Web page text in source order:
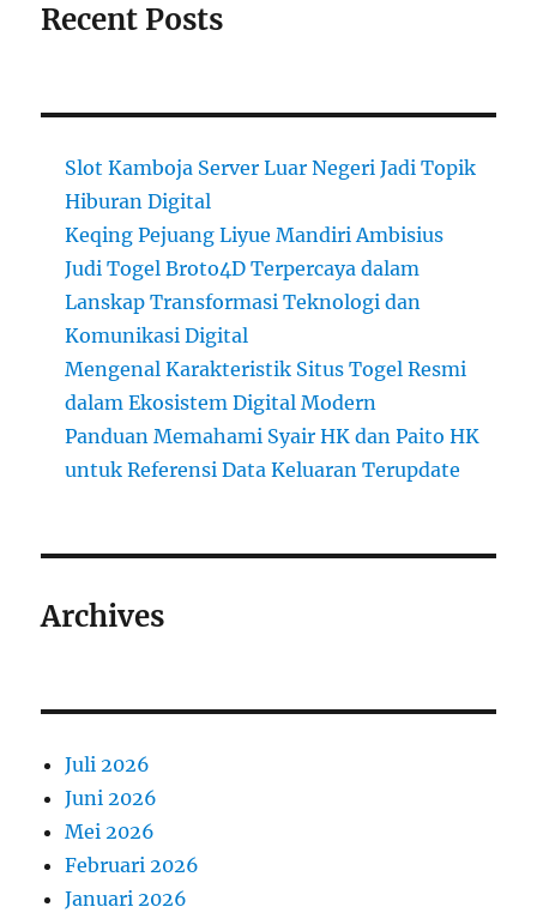
Recent Posts
Slot Kamboja Server Luar Negeri Jadi Topik
Hiburan Digital
Keqing Pejuang Liyue Mandiri Ambisius
Judi Togel Broto4D Terpercaya dalam
Lanskap Transformasi Teknologi dan
Komunikasi Digital
Mengenal Karakteristik Situs Togel Resmi
dalam Ekosistem Digital Modern
Panduan Memahami Syair HK dan Paito HK
untuk Referensi Data Keluaran Terupdate
Archives
Juli 2026
Juni 2026
Mei 2026
Februari 2026
Januari 2026